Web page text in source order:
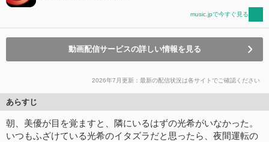
music.jpで今すぐ見る
動画配信サービスの詳しい情報を見る
2026年7月更新：最新の配信状況は各サイトでご確認ください
あらすじ
朝、美優が目を覚ますと、隣にいるはずの光希がいなかった。
いつもふざけている光希のイタズラだと思ったら、夜間運転の